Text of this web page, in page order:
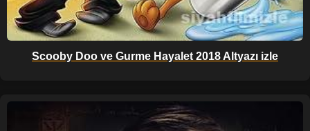
Scooby Doo ve Gurme Hayalet 2018 Altyazı izle